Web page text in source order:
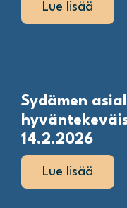
Lue lisää
Sydämen
14.2.2026
Lue lisää